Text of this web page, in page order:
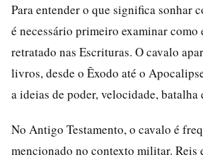
Para entender o que significa sonhar
é necessário primeiro examinar como
retratado nas Escrituras. O cavalo
livros, desde o Êxodo até o
a ideias de poder, velocidade, batalha
No Antigo Testamento, o cavalo é
mencionado no contexto militar. Reis